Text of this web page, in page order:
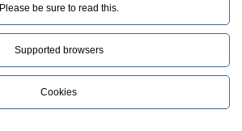
Please be sure to read this.‎
Supported browsers
Cookies